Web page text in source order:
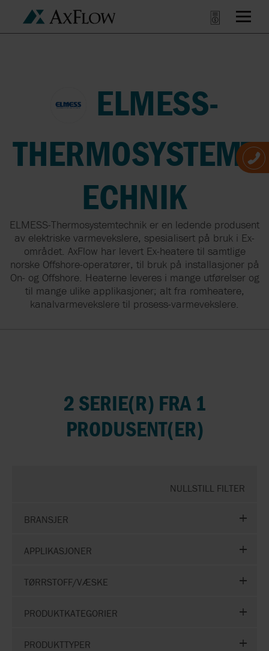
ELMESS-
THERMOSYSTEMT
ECHNIK
ELMESS-Thermosystemtechnik er en ledende produsent
av elektriske varmevekslere, spesialisert på bruk i Ex-
området. AxFlow har levert Ex-heatere til samtlige
norske Offshore-operatører, til bruk på installasjoner på
On- og Offshore. Heaterne leveres i mange utførelser og
til mange ulike applikasjoner; alt fra romheatere,
kanalvarmevekslere til prosess-varmevekslere.
2 SERIE(R) FRA 1
PRODUSENT(ER)
NULLSTILL FILTER
BRANSJER
APPLIKASJONER
TØRRSTOFF/VÆSKE
PRODUKTKATEGORIER
PRODUKTTYPER